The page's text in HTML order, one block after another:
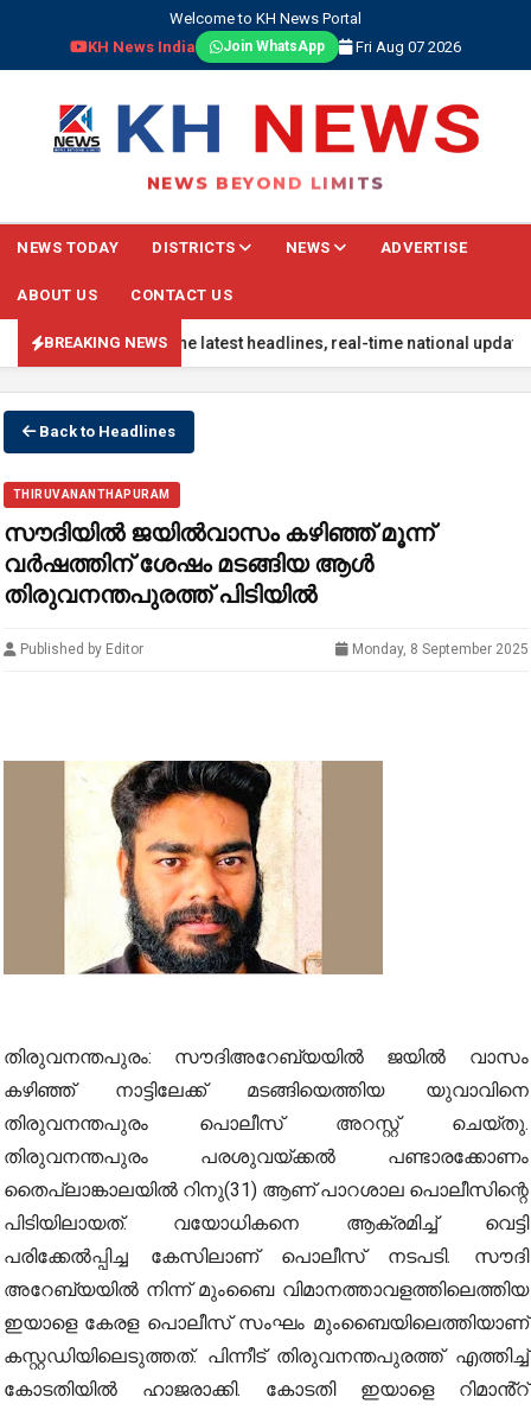
Welcome to KH News Portal
KH News India
Join WhatsApp Fri Aug 07 2026
NEWS BEYOND LIMITS
NEWS TODAY DISTRICTS NEWS ADVERTISE
ABOUT US CONTACT US
BREAKING NEWS
Stay updated with the latest headlines, real-time national
Back to Headlines
THIRUVANANTHAPURAM
സൗദിയിൽ ജയിൽവാസം കഴിഞ്ഞ് മൂന്ന്
വർഷത്തിന് ശേഷം മടങ്ങിയ ആൾ
തിരുവനന്തപുരത്ത് പിടിയിൽ
Published by Editor Monday, 8 September 2025
തിരുവനന്തപുരം: സൗദിഅറേബ്യയിൽ ജയിൽ വാസം
കഴിഞ്ഞ് നാട്ടിലേക്ക് മടങ്ങിയെത്തിയ യുവാവിനെ
തിരുവനന്തപുരം പൊലീസ് അറസ്റ്റ് ചെയ്തു.
തിരുവനന്തപുരം പരശുവയ്ക്കൽ പണ്ടാരക്കോണം
തൈപ്ലാങ്കാലയിൽ റിനു(31) ആണ് പാറശാല പൊലീസിന്റെ
പിടിയിലായത്. വയോധികനെ ആക്രമിച്ച് വെട്ടി
പരിക്കേൽപ്പിച്ച കേസിലാണ് പൊലീസ് നടപടി. സൗദി
അറേബ്യയിൽ നിന്ന് മുംബൈ വിമാനത്താവളത്തിലെത്തിയ
ഇയാളെ കേരള പൊലീസ് സംഘം മുംബൈയിലെത്തിയാണ്
കസ്റ്റഡിയിലെടുത്തത്. പിന്നീട് തിരുവനന്തപുരത്ത് എത്തിച്ച്
കോടതിയിൽ ഹാജരാക്കി. കോടതി ഇയാളെ റിമാൻ്റ്